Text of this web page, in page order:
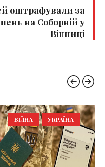
оштрафували за
на Соборній у
Вінниці
ВІЙНА УКРАЇНА